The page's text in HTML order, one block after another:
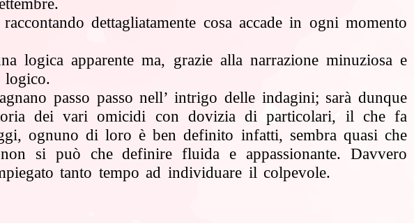
raccontandodettagliatamente cosa accade in ogni momento
logica apparente ma, grazie alla narrazione minuziosa e
logico.
passo passo nell’intrigo delle indagini; sarà dunque
dei vari omicidi con dovizia di particolari, il che fa
ognuno di loro è ben definito infatti, sembra quasi che
si può che definire fluida e appassionante. Davvero
tanto tempo ad individuare il colpevole.